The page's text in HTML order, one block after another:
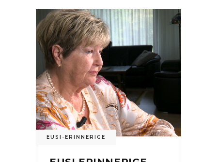
EUSI-ERINNERIGE